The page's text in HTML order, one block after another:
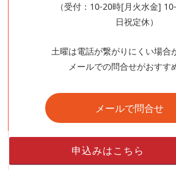
申込みはこちら
（受付：10-20時[月火水金]
日祝定休）
土曜は電話が繋がりにくい場合
メールでの問合せがおすす
メールで問合せ